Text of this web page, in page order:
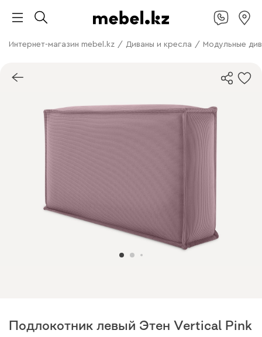
Интернет-магазин mebel.kz / Диваны и кресла / Модульные
Подлокотник левый Этен Vertical Pink